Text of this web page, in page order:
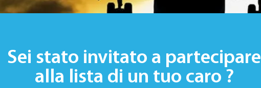
Sei stato invitato a partecipare
alla lista di un tuo caro ?